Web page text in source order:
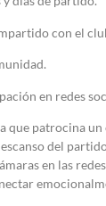
con el
en redes
que patrocina
del
en las